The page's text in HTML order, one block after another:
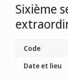
Sixième
Code
Date et lieu